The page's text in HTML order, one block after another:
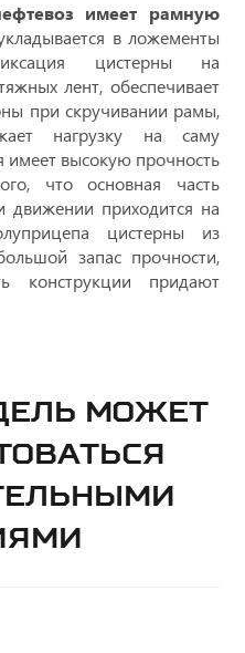
имеет рамную
в ложементы
цистерны на
лент, обеспечивает
при скручивании рамы,
нагрузку на саму
имеет высокую прочность
что основная часть
движении приходится на
цистерны из
запас прочности,
конструкции придают
МОЖЕТ